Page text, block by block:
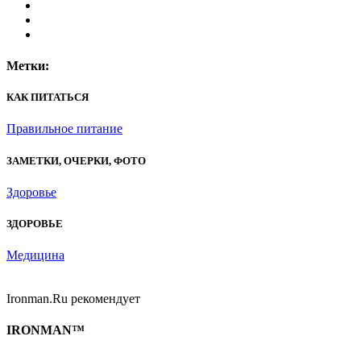
Метки:
КАК ПИТАТЬСЯ
Правильное питание
ЗАМЕТКИ, ОЧЕРКИ, ФОТО
Здоровье
ЗДОРОВЬЕ
Медицина
Ironman.Ru рекомендует
IRONMAN™